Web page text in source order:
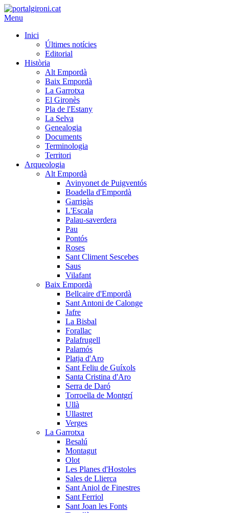
Menu
Inici
Últimes notícies
Editorial
Història
Alt Empordà
Baix Empordà
La Garrotxa
El Gironès
Pla de l'Estany
La Selva
Genealogia
Documents
Terminologia
Territori
Arqueologia
Alt Empordà
Avinyonet de Puigventós
Boadella d'Empordà
Garrigàs
L'Escala
Palau-saverdera
Pau
Pontós
Roses
Sant Climent Sescebes
Saus
Vilafant
Baix Empordà
Bellcaire d'Empordà
Sant Antoni de Calonge
Jafre
La Bisbal
Forallac
Palafrugell
Palamós
Platja d'Aro
Sant Feliu de Guíxols
Santa Cristina d'Aro
Serra de Daró
Torroella de Montgrí
Ullà
Ullastret
Verges
La Garrotxa
Besalú
Montagut
Olot
Les Planes d'Hostoles
Sales de Llierca
Sant Aniol de Finestres
Sant Ferriol
Sant Joan les Fonts